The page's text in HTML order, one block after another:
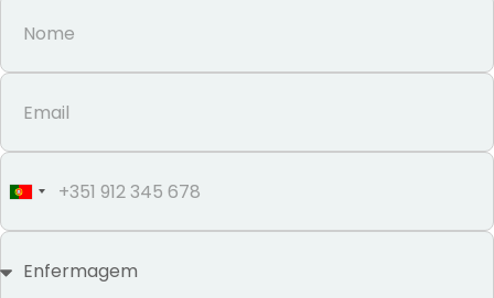
Portugal
+351